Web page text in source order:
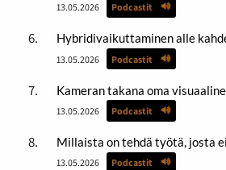
13.05.2026 Podcastit
Hybridivaikuttaminen alle
13.05.2026 Podcastit
Kameran takana oma
13.05.2026 Podcastit
Millaista on tehdä työtä, josta
13.05.2026 Podcastit